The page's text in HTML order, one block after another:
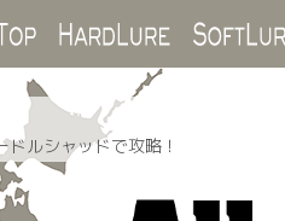
Top Hard Lure
ルシャッドで攻略！